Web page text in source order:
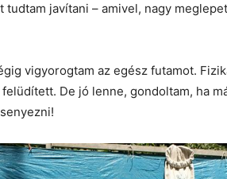
tudtam javítani – amivel, nagy
vigyorogtam az egész futamot.
De jó lenne, gondoltam, ha